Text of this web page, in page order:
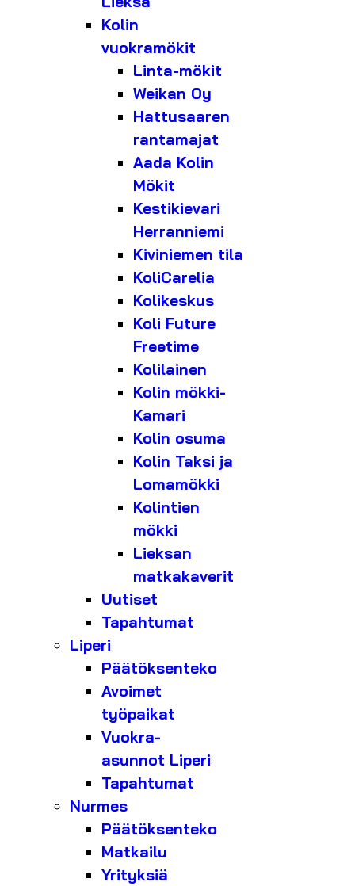
Kolin
vuokramökit
Linta-mökit
Weikan Oy
Hattusaaren
rantamajat
Aada Kolin
Mökit
Kestikievari
Herranniemi
Kiviniemen tila
KoliCarelia
Kolikeskus
Koli Future
Freetime
Kolilainen
Kolin mökki-
Kamari
Kolin osuma
Kolin Taksi ja
Lomamökki
Kolintien
mökki
Lieksan
matkakaverit
Uutiset
Tapahtumat
Liperi
Päätöksenteko
Avoimet
työpaikat
Vuokra-
asunnot Liperi
Tapahtumat
Nurmes
Päätöksenteko
Matkailu
Yrityksiä